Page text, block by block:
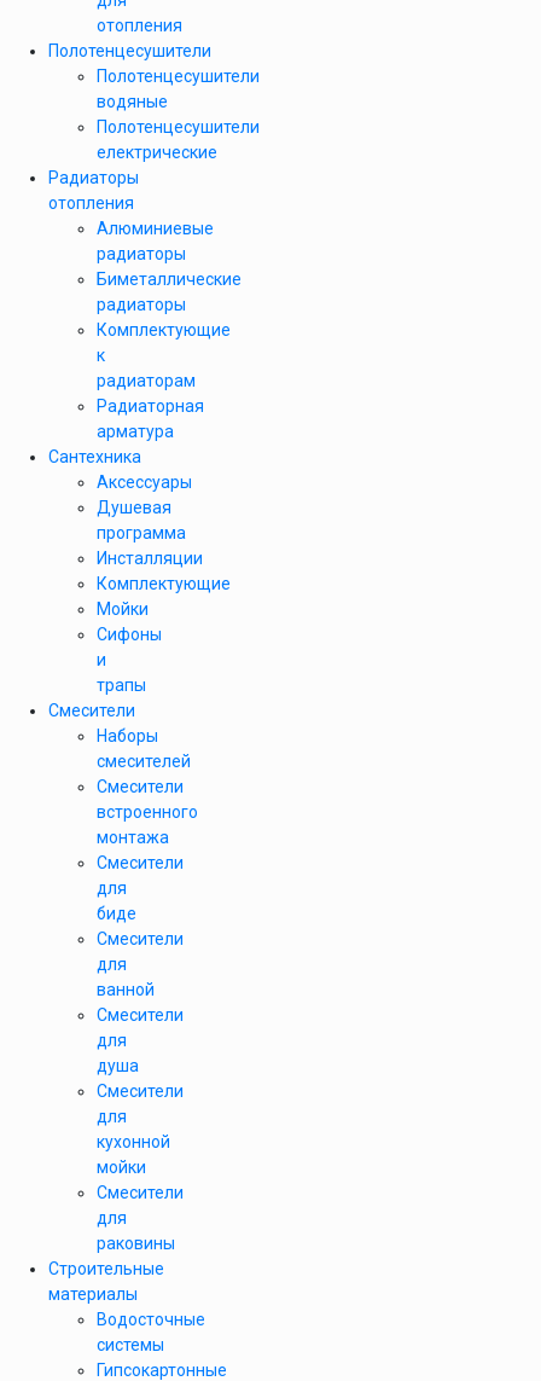
отопления
Полотенцесушители
Полотенцесушители
водяные
Полотенцесушители
електрические
Радиаторы
отопления
Алюминиевые
радиаторы
Биметаллические
радиаторы
Комплектующие
к
радиаторам
Радиаторная
арматура
Сантехника
Аксессуары
Душевая
программа
Инсталляции
Комплектующие
Мойки
Сифоны
и
трапы
Смесители
Наборы
смесителей
Смесители
встроенного
монтажа
Смесители
для
биде
Смесители
для
ванной
Смесители
для
душа
Смесители
для
кухонной
мойки
Смесители
для
раковины
Строительные
материалы
Водосточные
системы
Гипсокартонные